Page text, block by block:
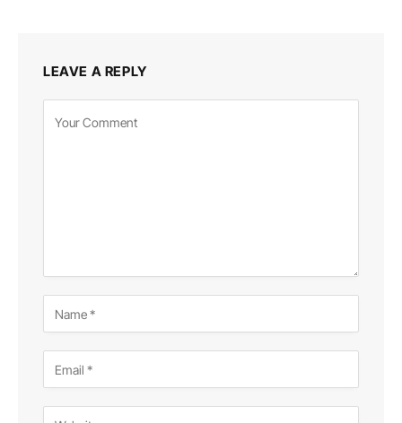
LEAVE A REPLY